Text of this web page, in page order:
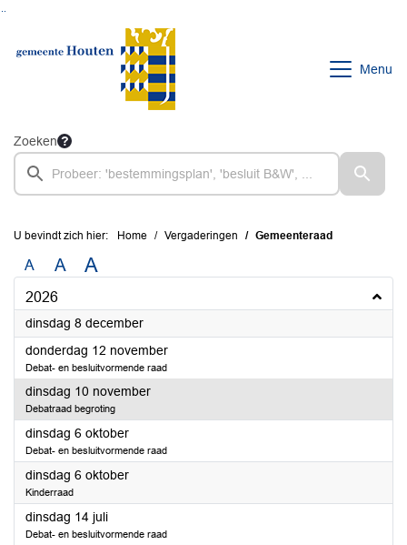
Menu
Zoeken
U bevindt zich hier: Home Vergaderingen Gemeenteraad
A A A
2026
dinsdag 8 december2026
donderdag 12 november2026
Debat- en besluitvormende raad
dinsdag 10 november2026
Debatraad begroting
dinsdag 6 oktober2026
Debat- en besluitvormende raad
dinsdag 6 oktober2026
Kinderraad
dinsdag 14 juli2026
Debat- en besluitvormende raad